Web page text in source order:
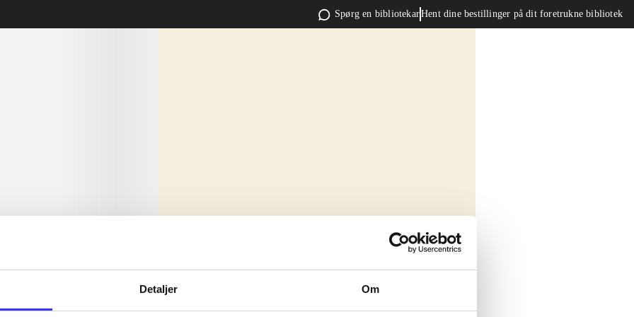
Detaljer Om
Spørg en bibliotekarHent dine bestillinger på dit foretrukne bibliotek
sit amet ...
sit amet ...